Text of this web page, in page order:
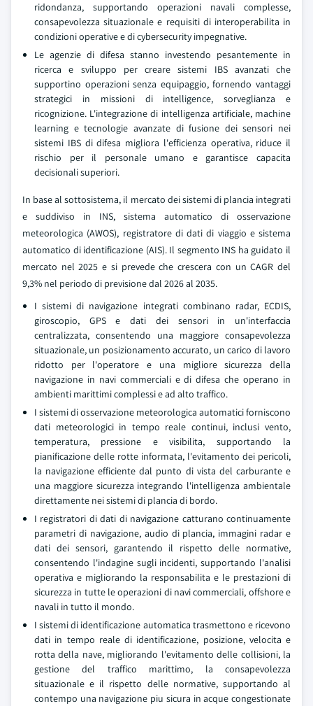
ridondanza, supportando operazioni navali complesse,
consapevolezza situazionale e requisiti di interoperabilita in
condizioni operative e di cybersecurity impegnative.
Le agenzie di difesa stanno investendo pesantemente in
ricerca e sviluppo per creare sistemi IBS avanzati che
supportino operazioni senza equipaggio, fornendo vantaggi
strategici in missioni di intelligence, sorveglianza e
ricognizione. L'integrazione di intelligenza artificiale, machine
learning e tecnologie avanzate di fusione dei sensori nei
sistemi IBS di difesa migliora l'efficienza operativa, riduce il
rischio per il personale umano e garantisce capacita
decisionali superiori.
In base al sottosistema, il mercato dei sistemi di plancia integrati
e suddiviso in INS, sistema automatico di osservazione
meteorologica (AWOS), registratore di dati di viaggio e sistema
automatico di identificazione (AIS). Il segmento INS ha guidato il
mercato nel 2025 e si prevede che crescera con un CAGR del
9,3% nel periodo di previsione dal 2026 al 2035.
I sistemi di navigazione integrati combinano radar, ECDIS,
giroscopio, GPS e dati dei sensori in un'interfaccia
centralizzata, consentendo una maggiore consapevolezza
situazionale, un posizionamento accurato, un carico di lavoro
ridotto per l'operatore e una migliore sicurezza della
navigazione in navi commerciali e di difesa che operano in
ambienti marittimi complessi e ad alto traffico.
I sistemi di osservazione meteorologica automatici forniscono
dati meteorologici in tempo reale continui, inclusi vento,
temperatura, pressione e visibilita, supportando la
pianificazione delle rotte informata, l'evitamento dei pericoli,
la navigazione efficiente dal punto di vista del carburante e
una maggiore sicurezza integrando l'intelligenza ambientale
direttamente nei sistemi di plancia di bordo.
I registratori di dati di navigazione catturano continuamente
parametri di navigazione, audio di plancia, immagini radar e
dati dei sensori, garantendo il rispetto delle normative,
consentendo l'indagine sugli incidenti, supportando l'analisi
operativa e migliorando la responsabilita e le prestazioni di
sicurezza in tutte le operazioni di navi commerciali, offshore e
navali in tutto il mondo.
I sistemi di identificazione automatica trasmettono e ricevono
dati in tempo reale di identificazione, posizione, velocita e
rotta della nave, migliorando l'evitamento delle collisioni, la
gestione del traffico marittimo, la consapevolezza
situazionale e il rispetto delle normative, supportando al
contempo una navigazione piu sicura in acque congestionate